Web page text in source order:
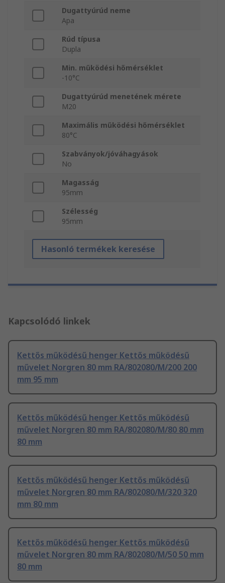
Dugattyúrúd neme
Apa
Rúd típusa
Dupla
Min. működési hőmérséklet
-10°C
Dugattyúrúd menetének mérete
M20
Maximális működési hőmérséklet
80°C
Szabványok/jóváhagyások
No
Magasság
95mm
Szélesség
95mm
Hasonló termékek keresése
Kapcsolódó linkek
Kettős működésű henger Kettős működésű
művelet Norgren 80 mm RA/802080/M/200 200
mm 95 mm
Kettős működésű henger Kettős működésű
művelet Norgren 80 mm RA/802080/M/80 80 mm
80 mm
Kettős működésű henger Kettős működésű
művelet Norgren 80 mm RA/802080/M/320 320
mm 80 mm
Kettős működésű henger Kettős működésű
művelet Norgren 80 mm RA/802080/M/50 50 mm
80 mm